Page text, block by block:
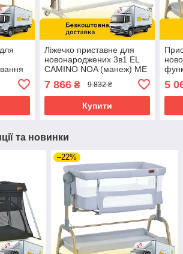
Ліжечко приставне для
новонароджених 3в1 EL
CAMINO NOA (манеж) ME
7 866₴ 9 832 ₴
Купити
5
та новинки
–22%